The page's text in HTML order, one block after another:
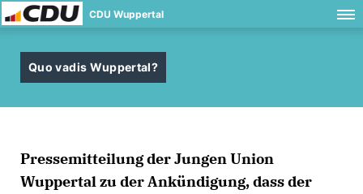
CDU Wuppertal
Quo vadis Wuppertal?
Pressemitteilung der Jungen Union
Wuppertal zu der Ankündigung, dass der